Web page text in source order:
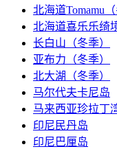
北海道Tomamu（
北海道喜乐乐绮
长白山（冬季）
亚布力（冬季）
北大湖（冬季）
马尔代夫卡尼岛
马来西亚珍拉丁
印尼民丹岛
印尼巴厘岛